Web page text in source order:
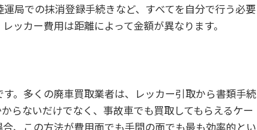
局での抹消登録手続きなど、すべてを自分で行う必要
ッカー費用は距離によって金額が異なります。
。多くの廃車買取業者は、レッカー引取から書類手続
らないだけでなく、事故車でも買取してもらえるケー
、この方法が費用面でも手間の面でも最も効率的とい